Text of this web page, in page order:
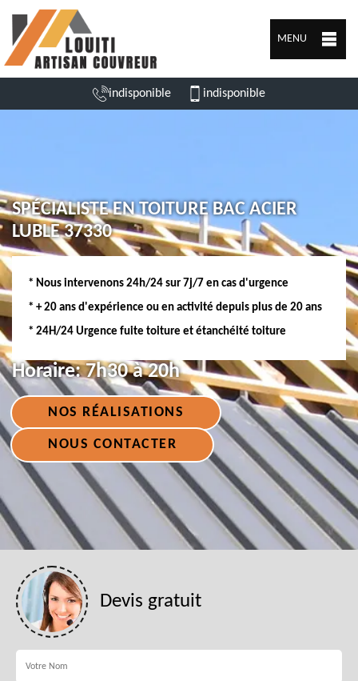
MENU
indisponible indisponible
SPÉCIALISTE EN TOITURE BAC ACIER
LUBLE 37330
* Nous intervenons 24h/24 sur 7j/7 en cas d'urgence
* + 20 ans d'expérience ou en activité depuis plus de 20 ans
* 24H/24 Urgence fuite toiture et étanchéité toiture
Horaire:7h30 à 20h
NOS RÉALISATIONS
NOUS CONTACTER
Devis gratuit